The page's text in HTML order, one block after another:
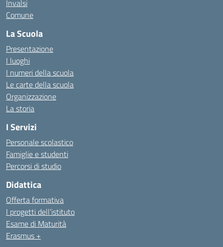
Invalsi
Comune
La Scuola
Presentazione
I luoghi
I numeri della scuola
Le carte della scuola
Organizzazione
La storia
I Servizi
Personale scolastico
Famiglie e studenti
Percorsi di studio
Didattica
Offerta formativa
I progetti dell’istituto
Esame di Maturità
Erasmus +